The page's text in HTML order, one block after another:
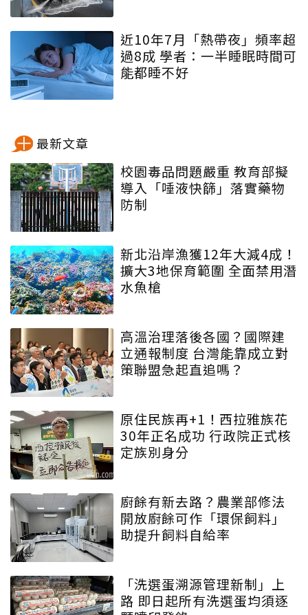
近10年7月「熱帶夜」頻率超
過8成 學者：一半睡眠時間可
能都睡不好
最新文章
校園毒品問題嚴重 教育部擬
導入「唾液快篩」落實藥物
防制
新北沿岸漁獲12年大減4成！
擴大3地保育範圍 全面禁用潛
水魚槍
高溫治理落後各國？國際建
立通報制度 台灣能靠成立對
策聯盟急起直追嗎？
原住民族再+1！西拉雅族花
30年正名成功 行政院正式核
定族別身分
廚餘有新去路？農業部修法
開放廚餘可作「環保飼料」
助提升飼料自給率
「洗選蛋溯源管理新制」上
路 即日起所有洗選蛋均須逐